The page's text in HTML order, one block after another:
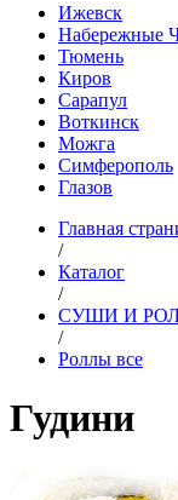
Ижевск
Набережные
Тюмень
Киров
Сарапул
Воткинск
Можга
Симферополь
Глазов
Главная
/
Каталог
/
СУШИ И
/
Роллы все
Гудини